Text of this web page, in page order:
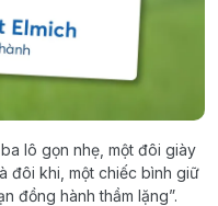
lô gọn nhẹ, một đôi giày
đôi khi, một chiếc bình giữ
đồng hành thầm lặng”.